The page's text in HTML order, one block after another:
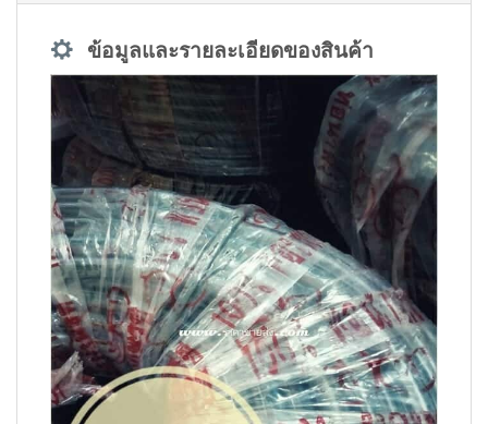
ข้อมูลและรายละเอียดของสินค้า